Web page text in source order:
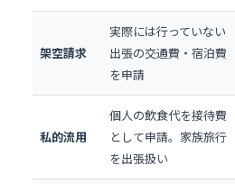
架空請求
実際には行っていない
出張の交通費・宿泊費
を申請
私的流用
個人の飲食代を接待費
として申請。家族旅行
を出張扱い